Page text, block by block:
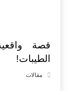
قصة
الطيبات!
مقالات